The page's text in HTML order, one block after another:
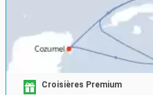
Croisières Premium